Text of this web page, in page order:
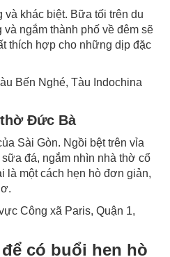
và khác biệt. Bữa tối trên du
ngắm thành phố về đêm sẽ
thích hợp cho những dịp đặc
Bến Nghé, Tàu Indochina
thờ Đức Bà
Sài Gòn. Ngồi bệt trên vỉa
đá, ngắm nhìn nhà thờ cổ
là một cách hẹn hò đơn giản,
Công xã Paris, Quận 1,
có buổi hẹn hò